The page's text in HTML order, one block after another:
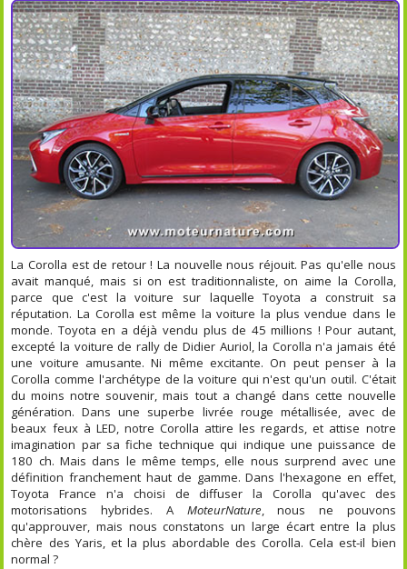
La Corolla est de retour ! La nouvelle nous réjouit. Pas qu'elle nous
avait manqué, mais si on est traditionnaliste, on aime la Corolla,
parce que c'est la voiture sur laquelle Toyota a construit sa
réputation. La Corolla est même la voiture la plus vendue dans le
monde. Toyota en a déjà vendu plus de 45 millions ! Pour autant,
excepté la voiture de rally de Didier Auriol, la Corolla n'a jamais été
une voiture amusante. Ni même excitante. On peut penser à la
Corolla comme l'archétype de la voiture qui n'est qu'un outil. C'était
du moins notre souvenir, mais tout a changé dans cette nouvelle
génération. Dans une superbe livrée rouge métallisée, avec de
beaux feux à LED, notre Corolla attire les regards, et attise notre
imagination par sa fiche technique qui indique une puissance de
180 ch. Mais dans le même temps, elle nous surprend avec une
définition franchement haut de gamme. Dans l'hexagone en effet,
Toyota France n'a choisi de diffuser la Corolla qu'avec des
motorisations hybrides. A MoteurNature, nous ne pouvons
qu'approuver, mais nous constatons un large écart entre la plus
chère des Yaris, et la plus abordable des Corolla. Cela est-il bien
normal ?